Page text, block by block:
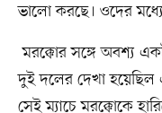
ভালো করছে। ওদের
মরক্কোর সঙ্গে অবশ্য
দুই দলের দেখা হয়েছিল
সেই ম্যাচে মরক্কোকে